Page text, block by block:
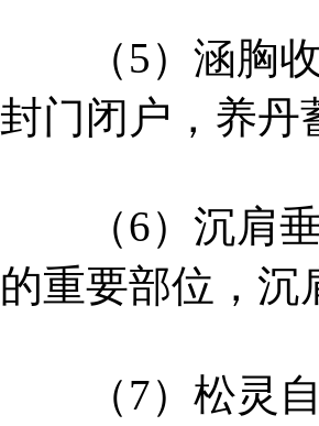
（5）涵胸收
封门闭户，养丹
（6）沉肩垂
的重要部位，沉
（7）松灵自